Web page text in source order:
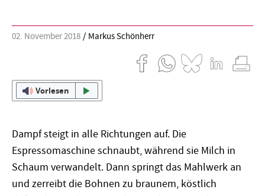
02. November 2018 Markus Schönherr
Vorlesen
Dampf steigt in alle Richtungen auf. Die
Espressomaschine schnaubt, während sie Milch in
Schaum verwandelt. Dann springt das Mahlwerk an
und zerreibt die Bohnen zu braunem, köstlich